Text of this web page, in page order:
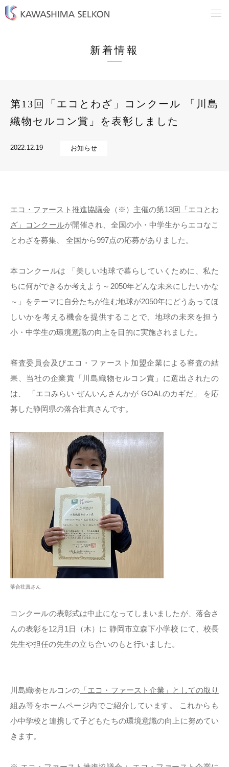
新着情報
第13回「エコとわざ」コンクール 「川島
織物セルコン賞」を表彰しました
2022.12.19 お知らせ
エコ・ファースト推進協議会 （※）主催の第13回「エコとわ
ざ」コンクールが開催され、全国の小・中学生からエコなこ
とわざを募集、 全国から997点の応募がありました。
本コンクールは 「美しい地球で暮らしていくために、私た
ちに何ができるか考えよう～2050年どんな未来にしたいかな
～」をテーマに自分たちが住む地球が2050年にどうあってほ
しいかを考える機会を提供することで、地球の未来を担う
小・中学生の環境意識の向上を目的に実施されました。
審査委員会及びエコ・ファースト加盟企業による審査の結
果、当社の企業賞「川島織物セルコン賞」に選出されたの
は、 「エコみらい ぜんいんさんかが GOALのカギだ」 を応
募した静岡県の落合壮真さんです。
落合壮真さん
コンクールの表彰式は中止になってしまいましたが、落合さ
んの表彰を12月1日（木）に 静岡市立森下小学校 にて、校長
先生や担任の先生の立ち合いのもと行いました。
川島織物セルコンの 「エコ・ファースト企業」としての取り
組み等をホームページ内でご紹介しています。 これからも
小中学校と連携して子どもたちの環境意識の向上に努めてい
きます。